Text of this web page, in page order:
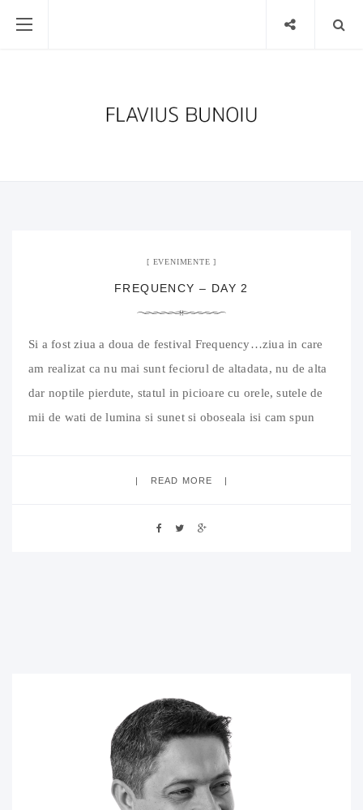
EVENIMENTE
FREQUENCY – DAY 2
Si a fost ziua a doua de festival Frequency…ziua in care
am realizat ca nu mai sunt feciorul de altadata, nu de alta
dar noptile pierdute, statul in picioare cu orele, sutele de
mii de wati de lumina si sunet si oboseala isi cam spun
READ MORE